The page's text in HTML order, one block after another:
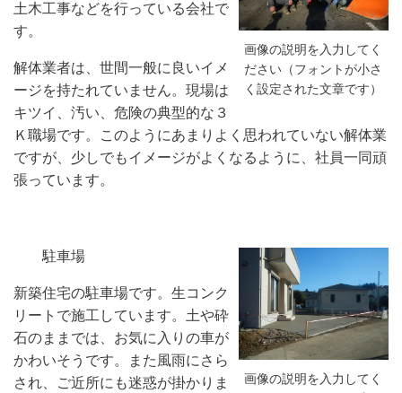
画像の説明を入力してく
ださい（フォントが小さ
く設定された文章です）
土木工事などを行っている会社で
す。
解体業者は、世間一般に良いイメ
ージを持たれていません。現場は
キツイ、汚い、危険の典型的な３
Ｋ職場です。このようにあまりよく思われていない解体業
ですが、少しでもイメージがよくなるように、社員一同頑
張っています。
画像の説明を入力してく
駐車場
新築住宅の駐車場です。生コンク
リートで施工しています。土や砕
石のままでは、お気に入りの車が
かわいそうです。また風雨にさら
され、ご近所にも迷惑が掛かりま